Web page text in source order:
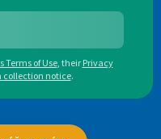
Terms of Use, their Privacy
collection notice.